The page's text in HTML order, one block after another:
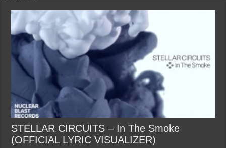
STELLAR CIRCUITS – In The Smoke
(OFFICIAL LYRIC VISUALIZER)